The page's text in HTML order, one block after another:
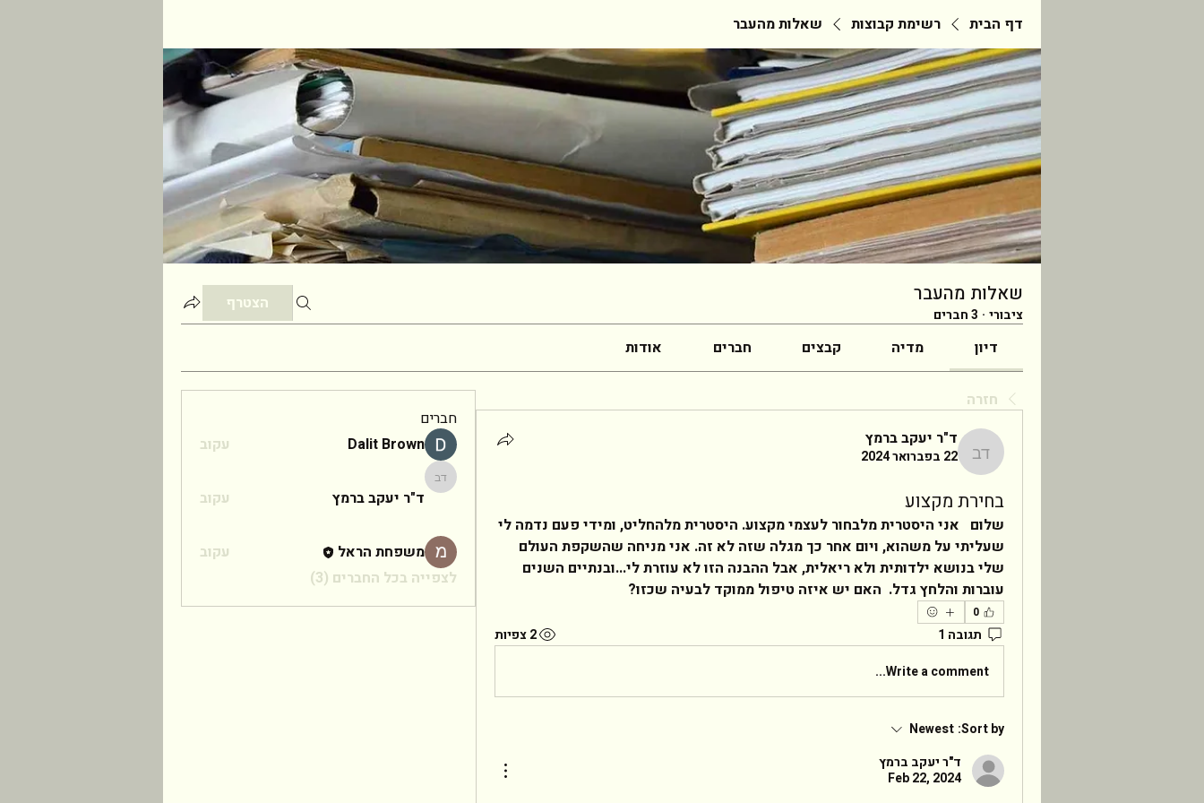
דף הבית רשימת קבוצות שאלות מהעבר
שאלות מהעבר
ציבורי · 3 חברים
הצטרף
דיון מדיה קבצים חברים אודות
חזרה
ד"ר יעקב ברמץ
ד"ר יעקב ברמץ
22 בפברואר 2024
בחירת מקצוע
עוברות והלחץ גדל.  האם יש איזה טיפול ממוקד לבעיה שכזו?
0
תגובה 1
2 צפיות
Write a comment...
Sort by:
Newest
ד"ר יעקב ברמץ
Feb 22, 2024
חברים
Dalit Brown
עקוב
ד"ר יעקב ברמץ
ד"ר יעקב ברמץ עקוב
משפחת הראל
עקוב
לצפייה בכל החברים (3)